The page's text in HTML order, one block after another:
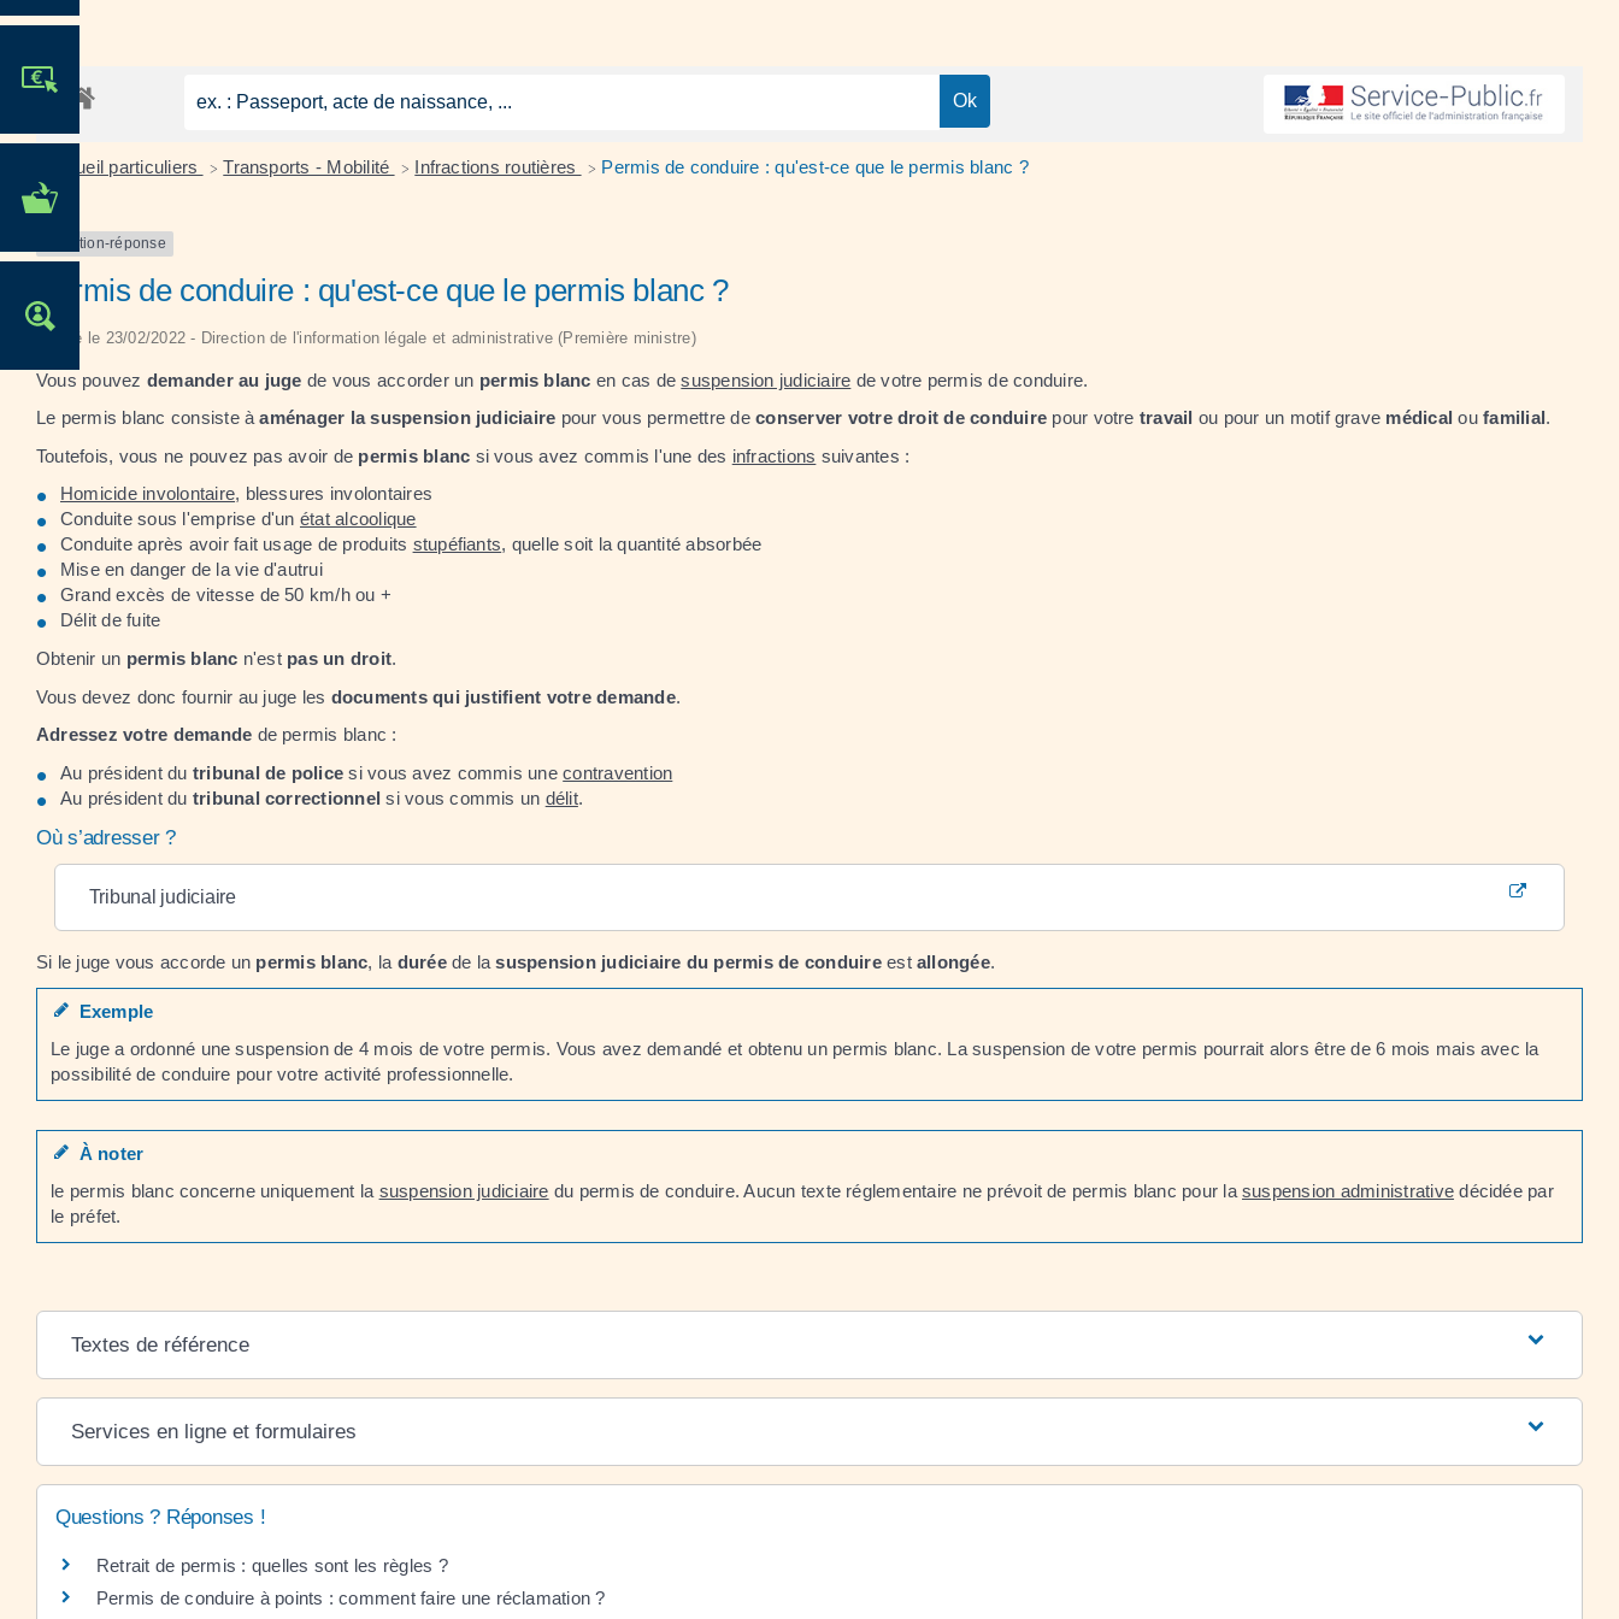
MES DÉMARCHES
Accueil particuliers > Transports - Mobilité > Infractions routières > Permis de conduire : qu'est-ce que le permis blanc ?
Question-réponse
Permis de conduire : qu'est-ce que le permis blanc ?
Vérifié le 23/02/2022 - Direction de l'information légale et administrative (Première ministre)
Vous pouvez demander au juge de vous accorder un permis blanc en cas desuspension judiciaire de votre permis de conduire.
Le permis blanc consiste àaménager la suspension judiciaire pour vous permettre deconserver votre droit de conduire pour votre travail ou pour un motif grave médical oufamilial.
Toutefois, vous ne pouvez pas avoir de permis blanc si vous avez commis l'une des infractions suivantes :
Homicide involontaire, blessures involontaires
Conduite sous l'emprise d'un état alcoolique
Conduite après avoir fait usage de produits stupéfiants, quelle soit la quantité absorbée
Mise en danger de la vie d'autrui
Grand excès de vitesse de 50 km/h ou +
Délit de fuite
Obtenir un permis blanc n'est pas un droit.
Vous devez donc fournir au juge les documents qui justifient votre demande.
Adressez votre demande de permis blanc :
Au président du tribunal de police si vous avez commis unecontravention
Au président du tribunal correctionnel si vous commis un délit.
Où s’adresser ?
Tribunal judiciaire
Si le juge vous accorde un permis blanc, la duréede lasuspension judiciaire du permis de conduireest allongée.
Exemple
Le juge a ordonné une suspension de 4 mois de votre permis. Vous avez demandé et obtenu un permis blanc. La suspension de votre permis pourrait alors être de 6 mois mais avec la
possibilité de conduire pour votre activité professionnelle.
À noter
le permis blanc concerne uniquement la suspension judiciaire du permis de conduire. Aucun texte réglementaire ne prévoit de permis blanc pour lasuspension administrative décidée par
le préfet.
Textes de référence
Services en ligne et formulaires
Questions ? Réponses !
Retrait de permis : quelles sont les règles ?
Permis de conduire à points : comment faire une réclamation ?